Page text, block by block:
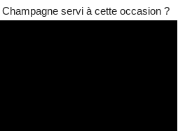
servi à cette occasion ?